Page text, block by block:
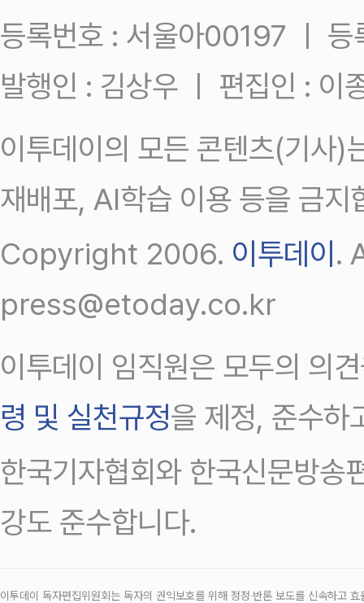
등록번호 : 서울아00197 ㅣ
발행인 : 김상우 ㅣ 편집인 : 이
이투데이의 모든 콘텐츠(기사)
재배포, AI학습 이용 등을 금지
Copyright 2006. 이투데이.
press@etoday.co.kr
이투데이 임직원은 모두의 의
령 및 실천규정을 제정, 준수하
한국기자협회와 한국신문방송
강도 준수합니다.
이투데이 독자편집위원회는 독자의 권익보호를 위해 정정‧반론 보도를 신속하고